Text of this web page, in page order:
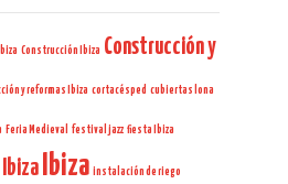
Construcción Ibiza Construcción y
y reformas Ibiza cortacésped cubiertas lona
Feria Medieval festival jazz fiesta Ibiza
Ibiza Ibiza instalación de riego